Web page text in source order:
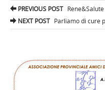
Post
navigation
PREVIOUS POST
NEXT POST Parliamo di cure